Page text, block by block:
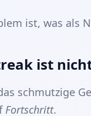
ist, was als
ist
schmutzige
Fortschritt.